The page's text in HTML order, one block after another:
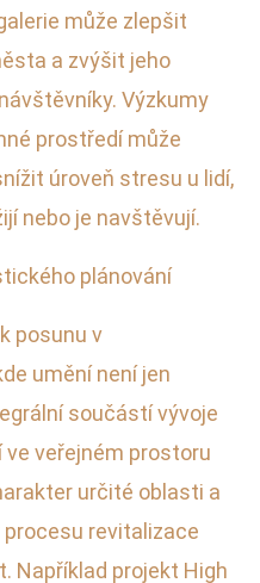
může zlepšit
a zvýšit jeho
Výzkumy
prostředí může
úroveň stresu u lidí,
nebo je navštěvují.
plánování
posunu v
umění není jen
součástí vývoje
veřejném prostoru
určité oblasti a
revitalizace
Například projekt High